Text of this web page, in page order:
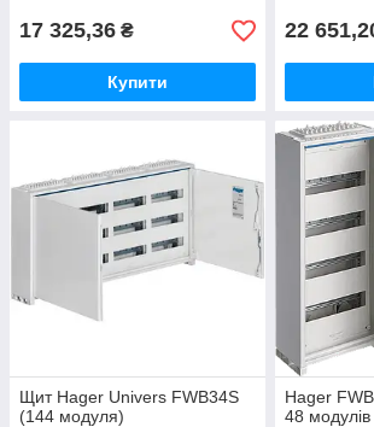
17 325,36 ₴
Купити
22
Щит Hager Univers FWB34S
(144 модуля)
Hager
48 модулів